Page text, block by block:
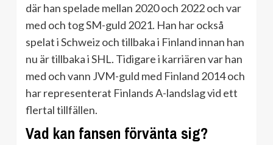
där han spelade mellan 2020 och 2022 och var
med och tog SM-guld 2021. Han har också
spelat i Schweiz och tillbaka i Finland innan han
nu är tillbaka i SHL. Tidigare i karriären var han
med och vann JVM-guld med Finland 2014 och
har representerat Finlands A-landslag vid ett
flertal tillfällen.
Vad kan fansen förvänta sig?